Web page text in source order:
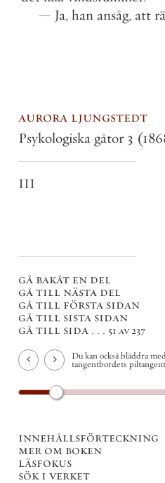
— Ja, han ansåg, att
aurora ljungstedt
Psykologiska gåtor 3
III
gå bakåt en del
gå till nästa del
gå till första sidan
gå till sista sidan
gå till sida . . . 51 av 237
Du kan också bläddra
tangentbordets
innehållsförteckning
mer om boken
läsfokus
sök i verket